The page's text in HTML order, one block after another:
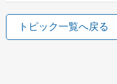
トピック一覧へ戻る